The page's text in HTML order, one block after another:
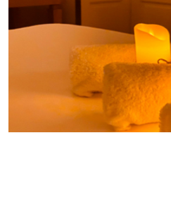
SPA区域装饰以传统的日
热石按摩等服务。在这里
生文化，享受